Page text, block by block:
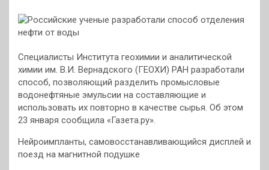
Специалисты Института геохимии и аналитической
химии им. В.И. Вернадского (ГЕОХИ) РАН разработали
способ, позволяющий разделить промысловые
водонефтяные эмульсии на составляющие и
использовать их повторно в качестве сырья. Об этом
23 января сообщила «Газета.ру».
Нейроимпланты, самовосстанавливающийся дисплей и
поезд на магнитной подушке